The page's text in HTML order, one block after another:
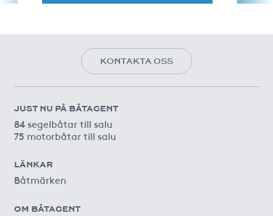
KONTAKTA OSS
JUST NU PÅ BÅTAGENT
84 segelbåtar till salu
75 motorbåtar till salu
LÄNKAR
Båtmärken
OM BÅTAGENT